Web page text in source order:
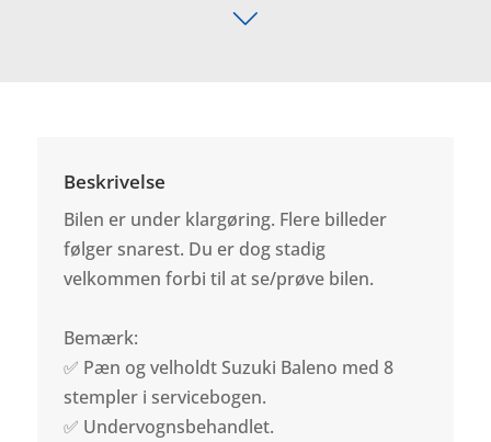
Beskrivelse
Bilen er under klargøring. Flere billeder
følger snarest. Du er dog stadig
velkommen forbi til at se/prøve bilen.
Bemærk:
✅ Pæn og velholdt Suzuki Baleno med 8
stempler i servicebogen.
✅ Undervognsbehandlet.